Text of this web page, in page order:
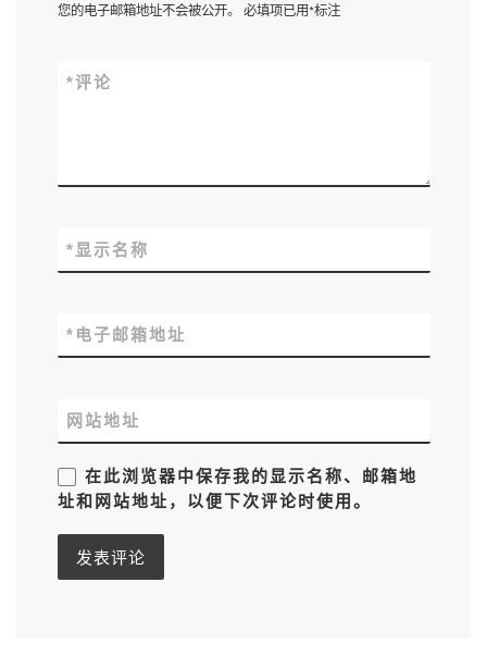
您的电子邮箱地址不会被公开。 必填项已用*标注
评论
*
显示名称
*
电子邮箱地址
*
网站地址
在此浏览器中保存我的显示名称、邮箱地
址和网站地址，以便下次评论时使用。